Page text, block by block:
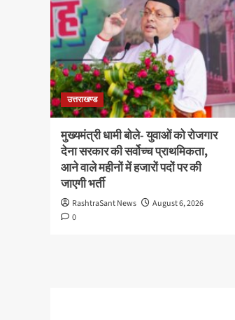
उत्तराखण्ड
मुख्यमंत्री धामी बोले- युवाओं को रोजगार
देना सरकार की सर्वोच्च प्राथमिकता,
आने वाले महीनों में हजारों पदों पर की
जाएगी भर्ती
RashtraSant News
August 6, 2026
0